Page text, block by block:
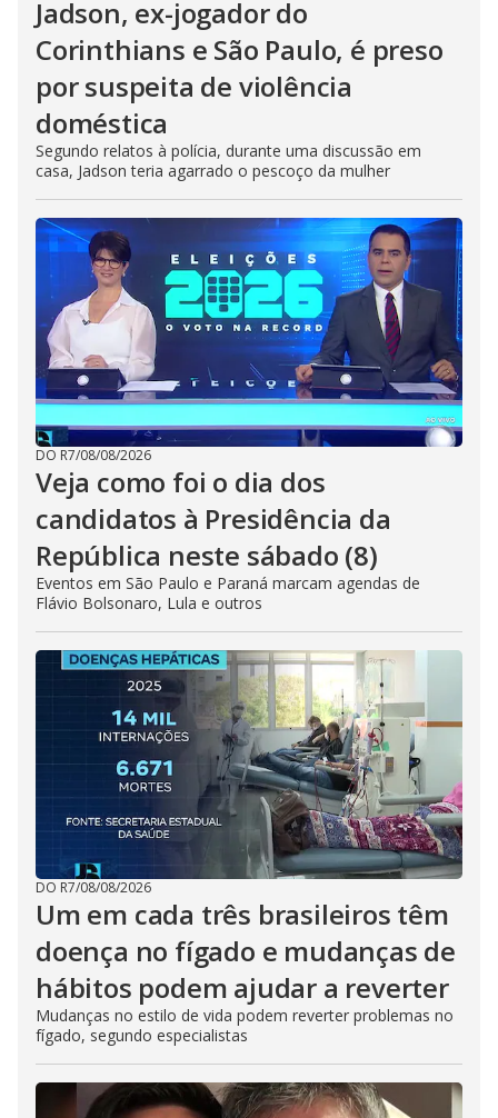
Jadson, ex-jogador do
Corinthians e São Paulo, é preso
por suspeita de violência
doméstica
Segundo relatos à polícia, durante uma discussão em
casa, Jadson teria agarrado o pescoço da mulher
DO R7/08/08/2026
Veja como foi o dia dos
candidatos à Presidência da
República neste sábado (8)
Eventos em São Paulo e Paraná marcam agendas de
Flávio Bolsonaro, Lula e outros
DO R7/08/08/2026
Um em cada três brasileiros têm
doença no fígado e mudanças de
hábitos podem ajudar a reverter
Mudanças no estilo de vida podem reverter problemas no
fígado, segundo especialistas